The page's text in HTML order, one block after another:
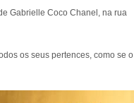
Gabrielle Coco Chanel, na rua
os seus pertences, como se o